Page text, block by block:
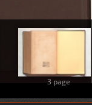
3 page